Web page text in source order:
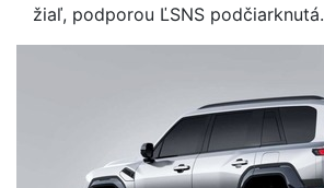
žiaľ, podporou ĽSNS podčiarknutá.